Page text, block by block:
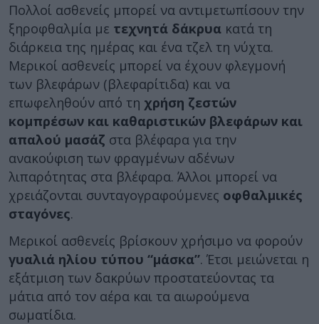
Πολλοί ασθενείς μπορεί να αντιμετωπίσουν την
ξηροφθαλμία με τεχνητά δάκρυα κατά τη
διάρκεια της ημέρας και ένα τζελ τη νύχτα.
Μερικοί ασθενείς μπορεί να έχουν φλεγμονή
των βλεφάρων (βλεφαρίτιδα) και να
επωφεληθούν από τη χρήση ζεστών
κομπρέσων και καθαριστικών βλεφάρων και
απαλού μασάζ στα βλέφαρα για την
ανακούφιση των φραγμένων αδένων
λιπαρότητας στα βλέφαρα. Άλλοι μπορεί να
χρειάζονται συνταγογραφούμενες οφθαλμικές
σταγόνες.
Μερικοί ασθενείς βρίσκουν χρήσιμο να φορούν
γυαλιά ηλίου τύπου “μάσκα”. Έτσι μειώνεται η
εξάτμιση των δακρύων προστατεύοντας τα
μάτια από τον αέρα και τα αιωρούμενα
σωματίδια.